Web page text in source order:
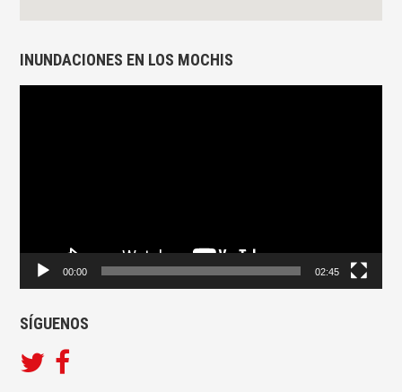
INUNDACIONES EN LOS MOCHIS
00:00 02:45
SÍGUENOS